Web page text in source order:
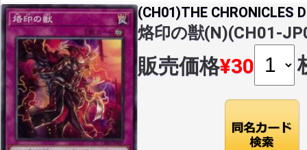
(CH01)THE CHRONICLES
烙印の獣(N)(CH01-
販売価格¥30